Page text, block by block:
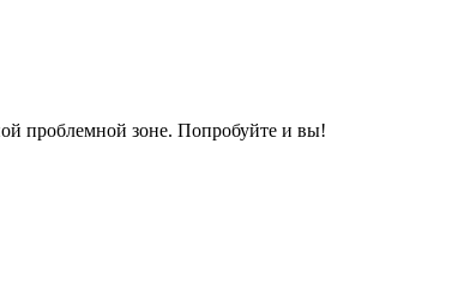
проблемной зоне. Попробуйте и вы!